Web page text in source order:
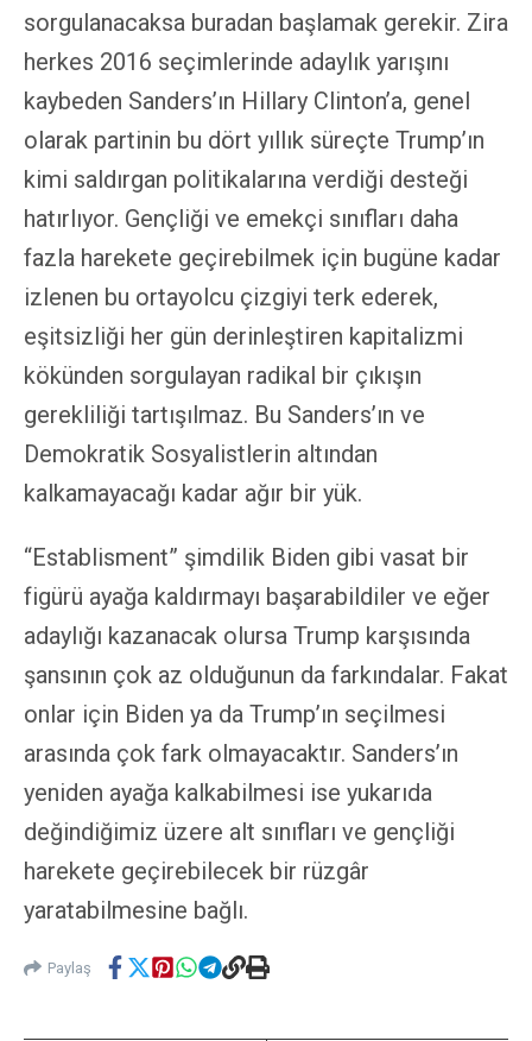
sorgulanacaksa buradan başlamak gerekir. Zira
herkes 2016 seçimlerinde adaylık yarışını
kaybeden Sanders’ın Hillary Clinton’a, genel
olarak partinin bu dört yıllık süreçte Trump’ın
kimi saldırgan politikalarına verdiği desteği
hatırlıyor. Gençliği ve emekçi sınıfları daha
fazla harekete geçirebilmek için bugüne kadar
izlenen bu ortayolcu çizgiyi terk ederek,
eşitsizliği her gün derinleştiren kapitalizmi
kökünden sorgulayan radikal bir çıkışın
gerekliliği tartışılmaz. Bu Sanders’ın ve
Demokratik Sosyalistlerin altından
kalkamayacağı kadar ağır bir yük.
“Establisment” şimdilik Biden gibi vasat bir
figürü ayağa kaldırmayı başarabildiler ve eğer
adaylığı kazanacak olursa Trump karşısında
şansının çok az olduğunun da farkındalar. Fakat
onlar için Biden ya da Trump’ın seçilmesi
arasında çok fark olmayacaktır. Sanders’ın
yeniden ayağa kalkabilmesi ise yukarıda
değindiğimiz üzere alt sınıfları ve gençliği
harekete geçirebilecek bir rüzgâr
yaratabilmesine bağlı.
Paylaş